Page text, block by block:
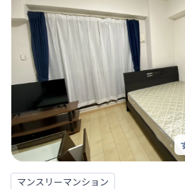
マンスリーマンション